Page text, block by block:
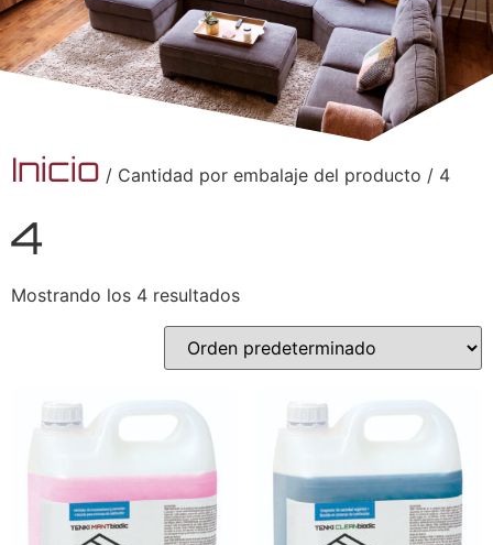
Inicio / Cantidad por embalaje del producto / 4
4
Mostrando los 4 resultados